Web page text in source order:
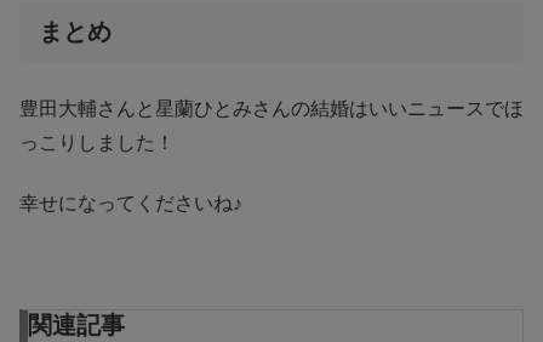
まとめ
豊田大輔さんと星蘭ひとみさんの結婚はいいニュースでほ
っこりしました！
幸せになってくださいね♪
関連記事